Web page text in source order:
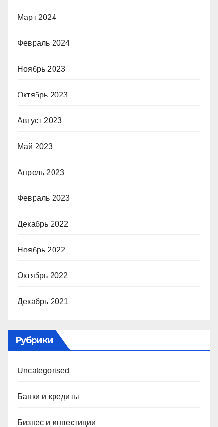
Март 2024
Февраль 2024
Ноябрь 2023
Октябрь 2023
Август 2023
Май 2023
Апрель 2023
Февраль 2023
Декабрь 2022
Ноябрь 2022
Октябрь 2022
Декабрь 2021
Рубрики
Uncategorised
Банки и кредиты
Бизнес и инвестиции